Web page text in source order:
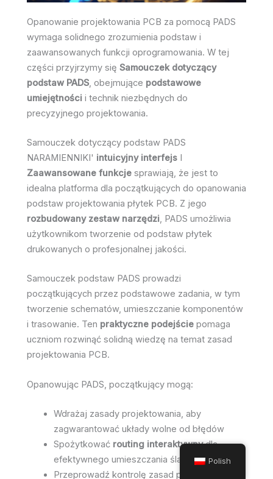
Opanowanie projektowania PCB za pomocą PADS
wymaga solidnego zrozumienia podstaw i
zaawansowanych funkcji oprogramowania. W tej
części przyjrzymy się Samouczek dotyczący
podstaw PADS, obejmujące podstawowe
umiejętności i technik niezbędnych do
precyzyjnego projektowania.
Samouczek dotyczący podstaw PADS
NARAMIENNIKI' intuicyjny interfejs I
Zaawansowane funkcje sprawiają, że jest to
idealna platforma dla początkujących do opanowania
podstaw projektowania płytek PCB. Z jego
rozbudowany zestaw narzędzi, PADS umożliwia
użytkownikom tworzenie od podstaw płytek
drukowanych o profesjonalnej jakości.
Samouczek podstaw PADS prowadzi
początkujących przez podstawowe zadania, w tym
tworzenie schematów, umieszczanie komponentów
i trasowanie. Ten praktyczne podejście pomaga
uczniom rozwinąć solidną wiedzę na temat zasad
projektowania PCB.
Opanowując PADS, początkujący mogą:
Wdrażaj zasady projektowania, aby
zagwarantować układy wolne od błędów
Spożytkować routing interaktywnydla
efektywnego umieszczania śladów
Przeprowadź kontrolę zasad projektowania
Polish